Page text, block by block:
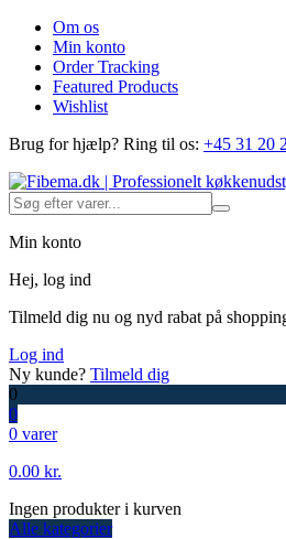
Om os
Min konto
Order Tracking
Featured Products
Wishlist
Brug for hjælp? Ring til os: +45 31 20
Min konto
Hej, log ind
Tilmeld dig nu og nyd rabat på
Log ind
Ny kunde? Tilmeld dig
0
0
0 varer
0.00 kr.
Ingen produkter i kurven
Alle kategorier